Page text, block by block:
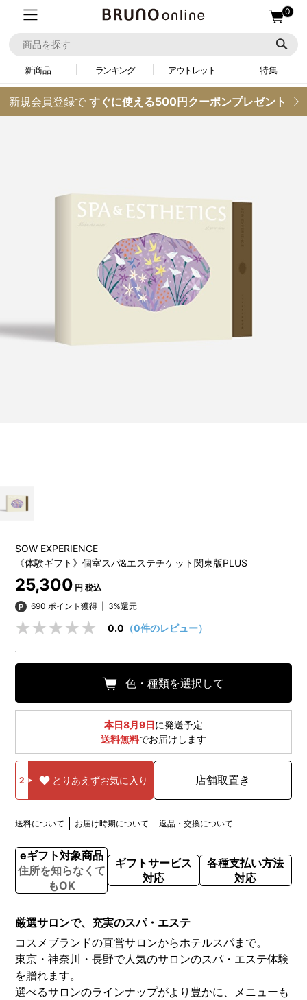
0
新商品 ランキング アウトレット 特集
新規会員登録で すぐに使える500円クーポンプレゼント
SOW EXPERIENCE
《体験ギフト》個室スパ&エステチケット関東版PLUS
25,300 円 税込
690 ポイント獲得
3%還元
0.0 （0件のレビュー）
色・種類を選択して
本日8月9日に発送予定
送料無料でお届けします
2 とりあえずお気に入り 店舗取置き
送料について お届け時期について 返品・交換について
eギフト対象商品
住所を知らなくて
もOK
ギフトサービス
対応
各種支払い方法
対応
厳選サロンで、充実のスパ・エステ
コスメブランドの直営サロンからホテルスパまで。
東京・神奈川・長野で人気のサロンのスパ・エステ体験
を贈れます。
選べるサロンのラインナップがより豊かに、メニューも